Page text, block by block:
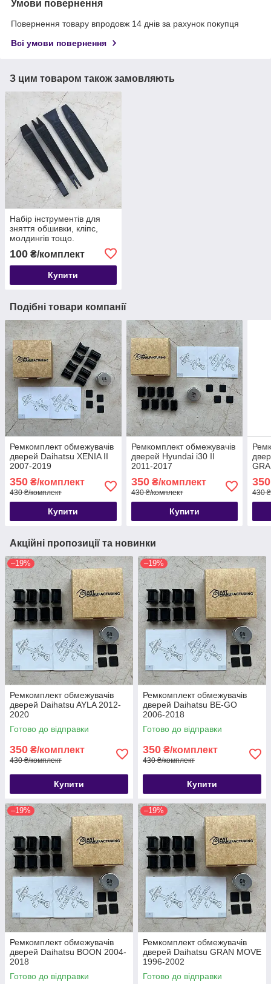
Умови повернення
Повернення товару впродовж 14 днів за рахунок покупця
Всі умови повернення
З цим товаром також замовляють
Набір інструментів для
зняття обшивки, кліпс,
молдингів тощо.
автомобіля з антиковзною
поверхнею, 4 шт
100 ₴/комплект
Купити
Подібні товари компанії
Ремкомплект обмежувачів
дверей Daihatsu XENIA II
2007-2019
350 ₴/комплект
430 ₴/комплект
Купити
Ремкомплект обмежувачів
дверей Hyundai i30 II
2011-2017
350₴/комплект
430 ₴/комплект
Купити
350
430
Акційні пропозиції та новинки
–19%
Ремкомплект обмежувачів
дверей Daihatsu AYLA 2012-
2020
Готово до відправки
350 ₴/комплект
430 ₴/комплект
Купити
–19%
Ремкомплект обмежувачів
дверей Daihatsu BE-GO
2006-2018
Готово до відправки
350 ₴/комплект
430 ₴/комплект
Купити
–19%
Ремкомплект обмежувачів
дверей Daihatsu BOON 2004-
2018
Готово до відправки
–19%
Ремкомплект обмежувачів
дверей Daihatsu GRAN MOVE
1996-2002
Готово до відправки